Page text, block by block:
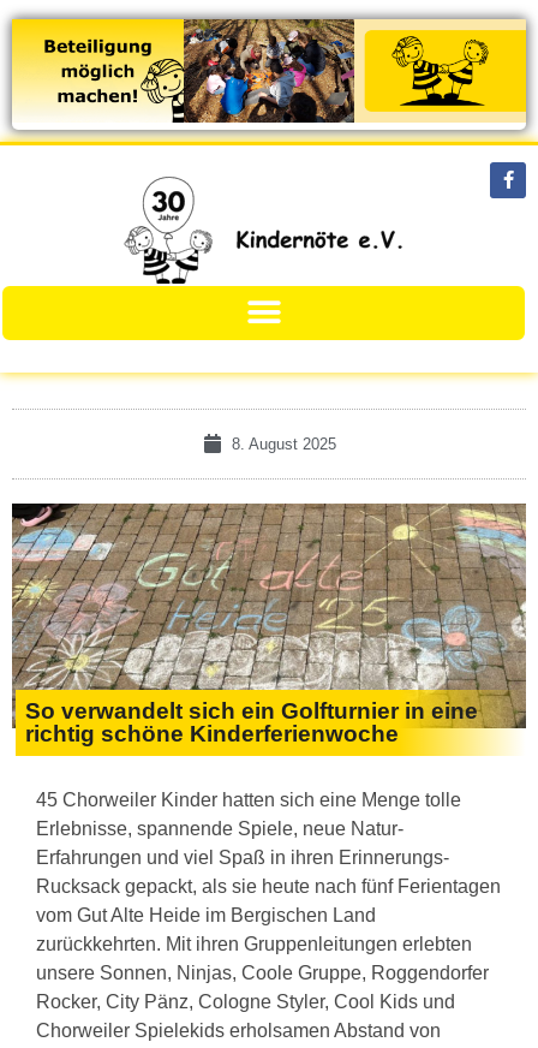
8. August 2025
So verwandelt sich ein Golfturnier in eine
richtig schöne Kinderferienwoche
45 Chorweiler Kinder hatten sich eine Menge tolle
Erlebnisse, spannende Spiele, neue Natur-
Erfahrungen und viel Spaß in ihren Erinnerungs-
Rucksack gepackt, als sie heute nach fünf Ferientagen
vom Gut Alte Heide im Bergischen Land
zurückkehrten. Mit ihren Gruppenleitungen erlebten
unsere Sonnen, Ninjas, Coole Gruppe, Roggendorfer
Rocker, City Pänz, Cologne Styler, Cool Kids und
Chorweiler Spielekids erholsamen Abstand von